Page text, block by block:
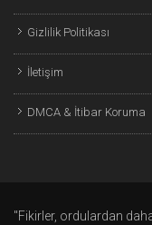
Gizlilik Politikası
İletişim
DMCA & İtibar Koruma
"Fikirler, ordulardan